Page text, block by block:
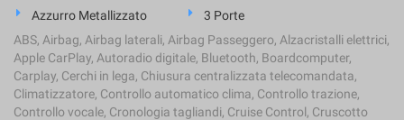
Azzurro Metallizzato
3 Porte
ABS, Airbag, Airbag laterali, Airbag Passeggero, Alzacristalli elettrici,
Apple CarPlay, Autoradio digitale, Bluetooth, Boardcomputer,
Carplay, Cerchi in lega, Chiusura centralizzata telecomandata,
Climatizzatore, Controllo automatico clima, Controllo trazione,
Controllo vocale, Cronologia tagliandi, Cruise Control, Cruscotto